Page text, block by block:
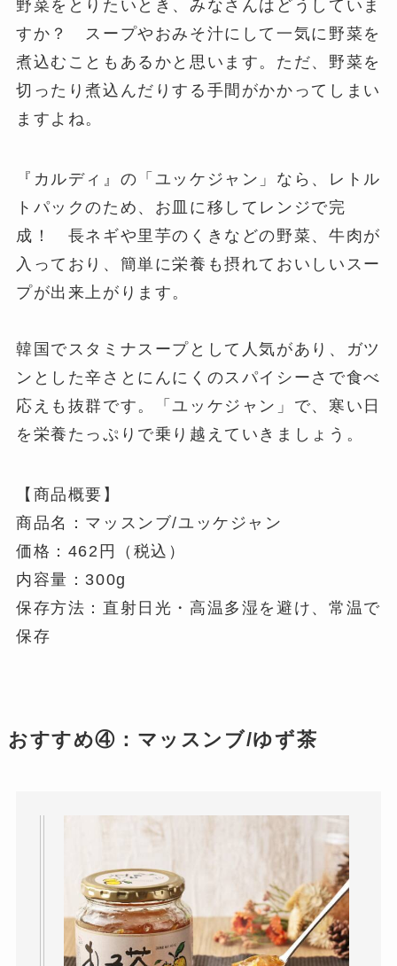
野菜をとりたいとき、みなさんはどうしていま
すか？ スープやおみそ汁にして一気に野菜を
煮込むこともあるかと思います。ただ、野菜を
切ったり煮込んだりする手間がかかってしまい
ますよね。
『カルディ』の「ユッケジャン」なら、レトル
トパックのため、お皿に移してレンジで完
成！ 長ネギや里芋のくきなどの野菜、牛肉が
入っており、簡単に栄養も摂れておいしいスー
プが出来上がります。
韓国でスタミナスープとして人気があり、ガツ
ンとした辛さとにんにくのスパイシーさで食べ
応えも抜群です。「ユッケジャン」で、寒い日
を栄養たっぷりで乗り越えていきましょう。
【商品概要】
商品名：マッスンブ/ユッケジャン
価格：462円（税込）
内容量：300g
保存方法：直射日光・高温多湿を避け、常温で
保存
おすすめ④：マッスンブ/ゆず茶